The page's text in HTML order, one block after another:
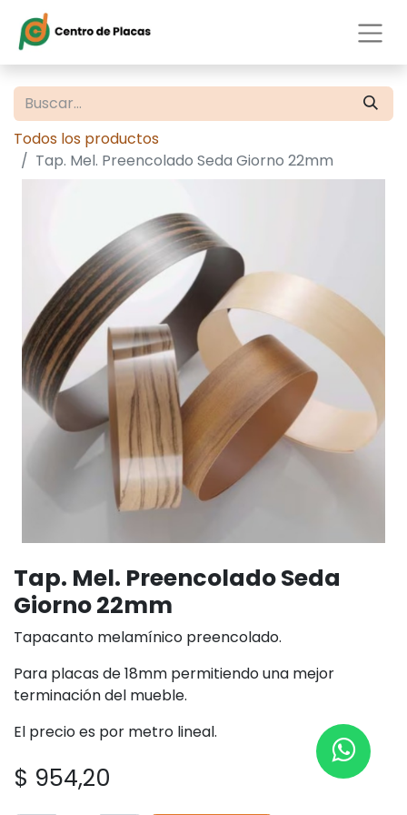
Todos los productos
Tap. Mel. Preencolado Seda Giorno 22mm
Tap. Mel. Preencolado Seda
Giorno 22mm
Tapacanto melamínico preencolado.
Para placas de 18mm permitiendo una mejor
terminación del mueble.
El precio es por metro lineal.
$ 954,20